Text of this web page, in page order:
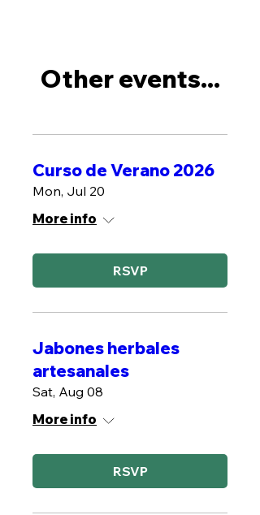
Other events...
Curso de Verano 2026
Mon, Jul 20
More info
RSVP
Jabones herbales
artesanales
Sat, Aug 08
More info
RSVP